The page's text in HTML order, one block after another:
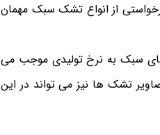
از انواع تشک سبک مهمان
سبک به نرخ تولیدی موجب می‌
تشک ها نیز می تواند در این